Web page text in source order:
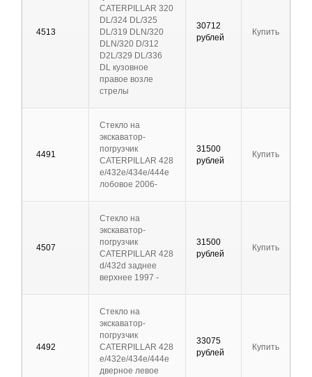
4513
CATERPILLAR 320
DL/324 DL/325
DL/319 DLN/320
DLN/320 D/312
D2L/329 DL/336
DL кузовное
правое возле
стрелы
30712
рублей
Купить
4491
Стекло на
экскаватор-
погрузчик
CATERPILLAR 428
e/432e/434e/444e
лобовое 2006-
31500
рублей
Купить
4507
Стекло на
экскаватор-
погрузчик
CATERPILLAR 428
d/432d заднее
верхнее 1997 -
31500
рублей
Купить
4492
Стекло на
экскаватор-
погрузчик
CATERPILLAR 428
e/432e/434e/444e
дверное левое
33075
рублей
Купить